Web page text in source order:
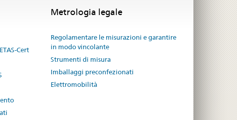
Cert
Metrologia legale
Regolamentare le misurazioni e garantire
in modo vincolante
Strumenti di misura
Imballaggi preconfezionati
Elettromobilità